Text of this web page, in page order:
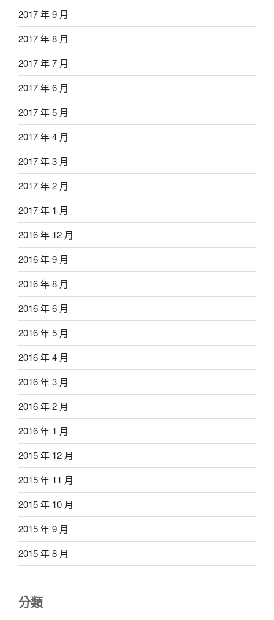
2017 年 9 月
2017 年 8 月
2017 年 7 月
2017 年 6 月
2017 年 5 月
2017 年 4 月
2017 年 3 月
2017 年 2 月
2017 年 1 月
2016 年 12 月
2016 年 9 月
2016 年 8 月
2016 年 6 月
2016 年 5 月
2016 年 4 月
2016 年 3 月
2016 年 2 月
2016 年 1 月
2015 年 12 月
2015 年 11 月
2015 年 10 月
2015 年 9 月
2015 年 8 月
分類